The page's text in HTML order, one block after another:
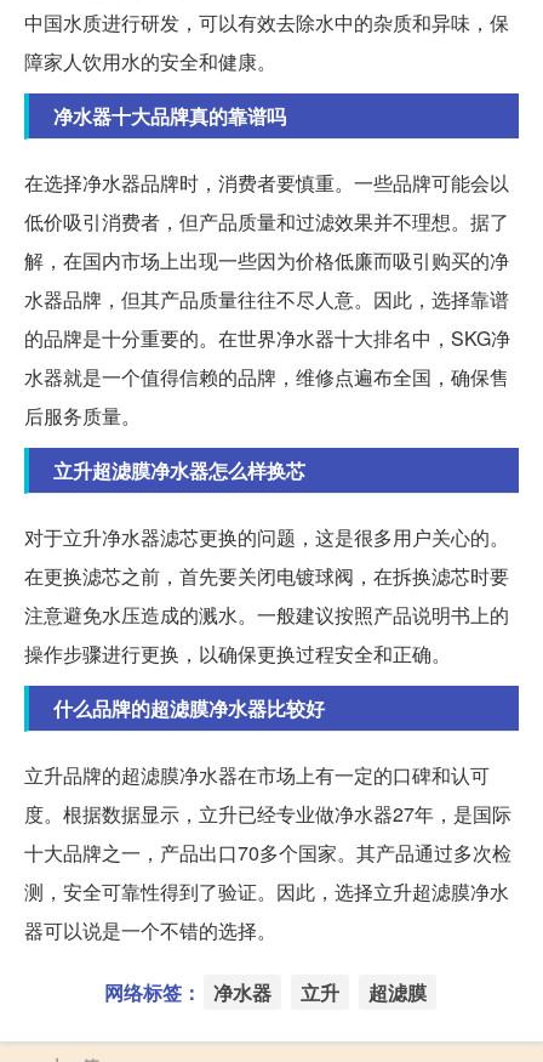
中国水质进行研发，可以有效去除水中的杂质和异味，保
障家人饮用水的安全和健康。
净水器十大品牌真的靠谱吗
在选择净水器品牌时，消费者要慎重。一些品牌可能会以
低价吸引消费者，但产品质量和过滤效果并不理想。据了
解，在国内市场上出现一些因为价格低廉而吸引购买的净
水器品牌，但其产品质量往往不尽人意。因此，选择靠谱
的品牌是十分重要的。在世界净水器十大排名中，SKG净
水器就是一个值得信赖的品牌，维修点遍布全国，确保售
后服务质量。
立升超滤膜净水器怎么样换芯
对于立升净水器滤芯更换的问题，这是很多用户关心的。
在更换滤芯之前，首先要关闭电镀球阀，在拆换滤芯时要
注意避免水压造成的溅水。一般建议按照产品说明书上的
操作步骤进行更换，以确保更换过程安全和正确。
什么品牌的超滤膜净水器比较好
立升品牌的超滤膜净水器在市场上有一定的口碑和认可
度。根据数据显示，立升已经专业做净水器27年，是国际
十大品牌之一，产品出口70多个国家。其产品通过多次检
测，安全可靠性得到了验证。因此，选择立升超滤膜净水
器可以说是一个不错的选择。
网络标签： 净水器 立升 超滤膜